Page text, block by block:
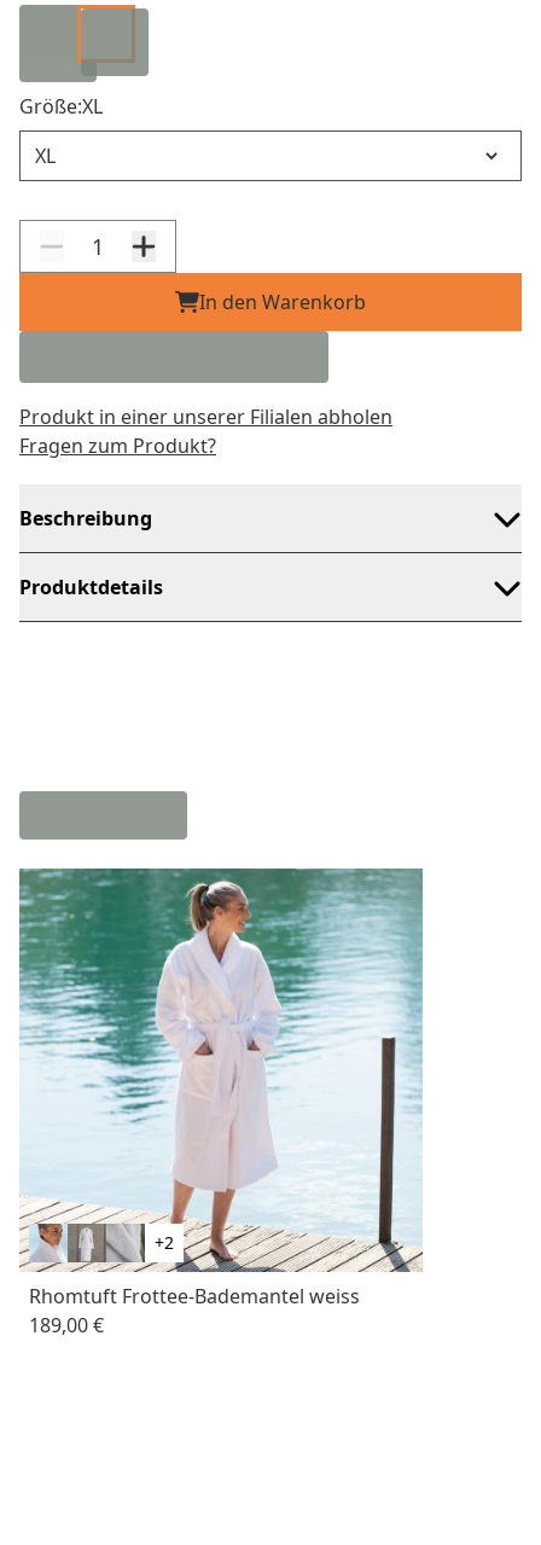
Größe:XL
In den Warenkorb
Produkt in einer unserer Filialen abholen
Fragen zum Produkt?
Beschreibung
Produktdetails
+2
Rhomtuft Frottee-Bademantel weiss
189,00 €